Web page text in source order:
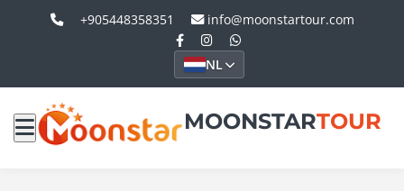
+905448358351 info@moonstartour.com
NL
MOONSTARTOUR